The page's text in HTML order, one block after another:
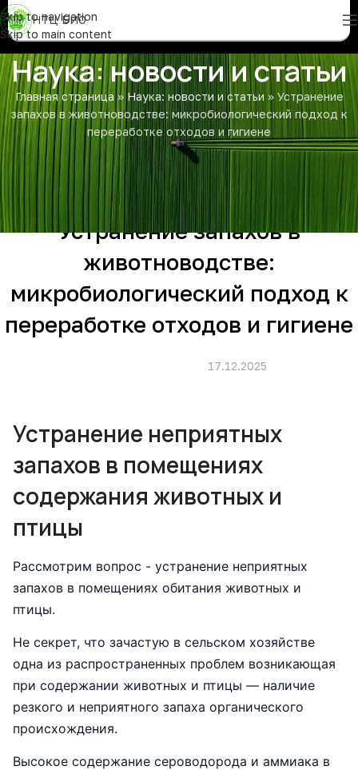
Skip to navigation
Skip to main content
НТЦ БИО
Наука: новости и статьи
Главная страница » Наука: новости и статьи » Устранение
запахов в животноводстве: микробиологический подход к
переработке отходов и гигиене
СТАТЬИ
Устранение запахов в
животноводстве:
микробиологический подход к
переработке отходов и гигиене
Устранение неприятных
запахов в помещениях
содержания животных и
птицы
Рассмотрим вопрос - устранение неприятных
запахов в помещениях обитания животных и
птицы.
Не секрет, что зачастую в сельском хозяйстве
одна из распространенных проблем возникающая
при содержании животных и птицы — наличие
резкого и неприятного запаха органического
происхождения.
Высокое содержание сероводорода и аммиака в